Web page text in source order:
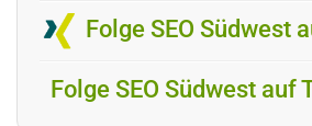
Folge SEO Südwest
Folge SEO Südwest auf